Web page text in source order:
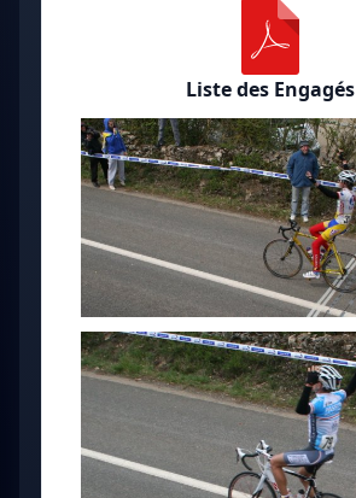
Liste des Engagés